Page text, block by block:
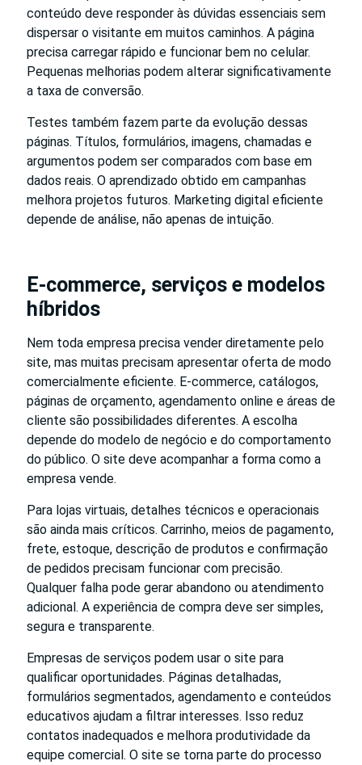
conteúdo deve responder às dúvidas essenciais sem
dispersar o visitante em muitos caminhos. A página
precisa carregar rápido e funcionar bem no celular.
Pequenas melhorias podem alterar significativamente
a taxa de conversão.
Testes também fazem parte da evolução dessas
páginas. Títulos, formulários, imagens, chamadas e
argumentos podem ser comparados com base em
dados reais. O aprendizado obtido em campanhas
melhora projetos futuros. Marketing digital eficiente
depende de análise, não apenas de intuição.
E-commerce, serviços e modelos
híbridos
Nem toda empresa precisa vender diretamente pelo
site, mas muitas precisam apresentar oferta de modo
comercialmente eficiente. E-commerce, catálogos,
páginas de orçamento, agendamento online e áreas de
cliente são possibilidades diferentes. A escolha
depende do modelo de negócio e do comportamento
do público. O site deve acompanhar a forma como a
empresa vende.
Para lojas virtuais, detalhes técnicos e operacionais
são ainda mais críticos. Carrinho, meios de pagamento,
frete, estoque, descrição de produtos e confirmação
de pedidos precisam funcionar com precisão.
Qualquer falha pode gerar abandono ou atendimento
adicional. A experiência de compra deve ser simples,
segura e transparente.
Empresas de serviços podem usar o site para
qualificar oportunidades. Páginas detalhadas,
formulários segmentados, agendamento e conteúdos
educativos ajudam a filtrar interesses. Isso reduz
contatos inadequados e melhora produtividade da
equipe comercial. O site se torna parte do processo